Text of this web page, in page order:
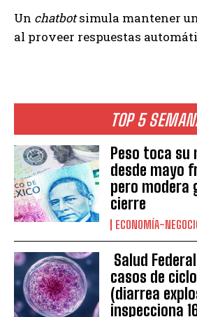
TOP 5
Peso toca su
desde mayo
pero modera
cierre
ECONOMÍA-
Salud
casos de
(diarrea
inspecciona
Un chatbotsimula mantener
al proveer respuestas